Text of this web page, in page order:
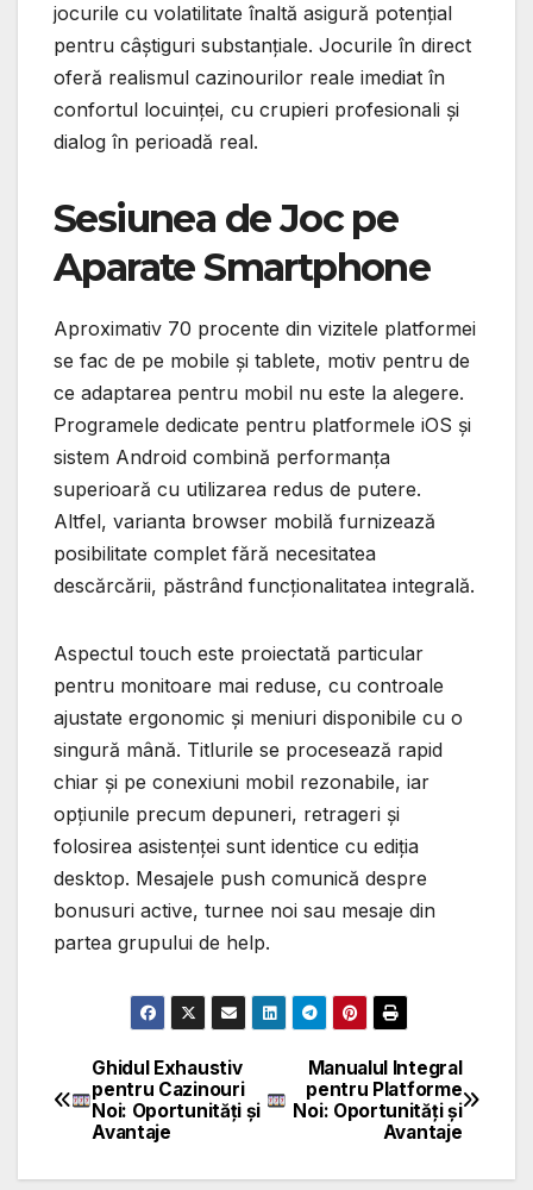
jocurile cu volatilitate înaltă asigură potențial
pentru câștiguri substanțiale. Jocurile în direct
oferă realismul cazinourilor reale imediat în
confortul locuinței, cu crupieri profesionali și
dialog în perioadă real.
Sesiunea de Joc pe
Aparate Smartphone
Aproximativ 70 procente din vizitele platformei
se fac de pe mobile și tablete, motiv pentru de
ce adaptarea pentru mobil nu este la alegere.
Programele dedicate pentru platformele iOS și
sistem Android combină performanța
superioară cu utilizarea redus de putere.
Altfel, varianta browser mobilă furnizează
posibilitate complet fără necesitatea
descărcării, păstrând funcționalitatea integrală.
Aspectul touch este proiectată particular
pentru monitoare mai reduse, cu controale
ajustate ergonomic și meniuri disponibile cu o
singură mână. Titlurile se procesează rapid
chiar și pe conexiuni mobil rezonabile, iar
opțiunile precum depuneri, retrageri și
folosirea asistenței sunt identice cu ediția
desktop. Mesajele push comunică despre
bonusuri active, turnee noi sau mesaje din
partea grupului de help.
Post
navigation
Manualul Integral
pentru Platforme
Noi: Oportunități și
Avantaje
Ghidul Exhaustiv
pentru Cazinouri
Noi: Oportunități și
Avantaje